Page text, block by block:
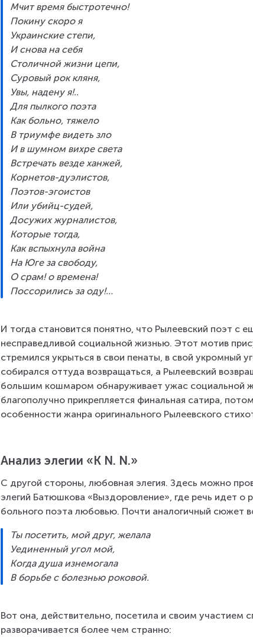
Мчит время быстротечно!
Покину скоро я
Украинские степи,
И снова на себя
Столичной жизни цепи,
Суровый рок кляня,
Увы, надену я!..
Для пылкого поэта
Как больно, тяжело
В триумфе видеть зло
И в шумном вихре света
Встречать везде ханжей,
Корнетов-дуэлистов,
Поэтов-эгоистов
Или убийц-судей,
Досужих журналистов,
Которые тогда,
Как вспыхнула война
На Юге за свободу,
О срам! о времена!
Поссорились за оду!…
И тогда становится понятно, что Рылеевский поэт
несправедливой социальной жизнью. Этот мотив
стремился укрыться в свои пенаты, в свой укромный
собирался оттуда возвращаться, а Рылеевский
большим кошмаром обнаруживает ужас социальной
благополучно прикрепляется финальная сатира,
особенности жанра оригинального Рылеевского
Анализ элегии «К N. N.»
С другой стороны, любовная элегия. Здесь можно
элегий Батюшкова «Выздоровление», где речь идет о
больного поэта любовью. Почти аналогичный сюжет
Ты посетить, мой друг, желала
Уединенный угол мой,
Когда душа изнемогала
В борьбе с болезнью роковой.
Вот она, действительно, посетила и своим участием
разворачивается более чем странно: